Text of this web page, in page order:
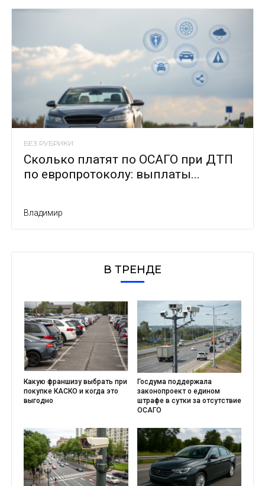
БЕЗ РУБРИКИ
Сколько платят по ОСАГО при ДТП
по европротоколу: выплаты...
Владимир
В ТРЕНДЕ
Какую франшизу выбрать при
покупке КАСКО и когда это
выгодно
Госдума поддержала
законопроект о едином
штрафе в сутки за отсутствие
ОСАГО